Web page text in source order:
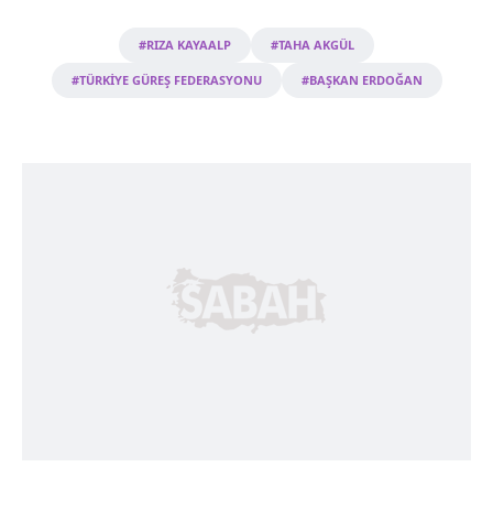
hazırlanmış Aydınlatma Metnimizi okumak ve sitemizde
#RIZA KAYAALP #TAHA AKGÜL
#TÜRKİYE GÜREŞ FEDERASYONU #BAŞKAN ERDOĞAN